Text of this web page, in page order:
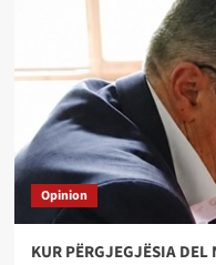
Opinion
KUR PËRGJEGJËSIA DEL